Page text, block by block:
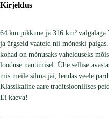
Kirjeldus
64 km pikkune ja 316 km²
ja ürgseid vaateid nii mõneski
kohad on mõnusaks vahelduseks
looduse nautimisel. Ühe sellise
mis meile silma jäi, lendas veele
Klassikaline aare traditsioonilises
Ei kaeva!